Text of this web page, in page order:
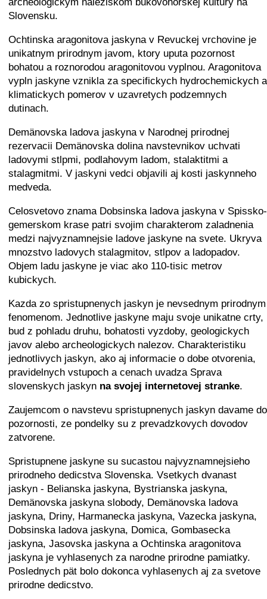
Slovensku.
Ochtinska aragonitova jaskyna v Revuckej vrchovine je
unikatnym prirodnym javom, ktory uputa pozornost
bohatou a roznorodou aragonitovou vyplnou. Aragonitova
vypln jaskyne vznikla za specifickych hydrochemickych a
klimatickych pomerov v uzavretych podzemnych
dutinach.
Demänovska ladova jaskyna v Narodnej prirodnej
rezervacii Demänovska dolina navstevnikov uchvati
ladovymi stlpmi, podlahovym ladom, stalaktitmi a
stalagmitmi. V jaskyni vedci objavili aj kosti jaskynneho
medveda.
Celosvetovo znama Dobsinska ladova jaskyna v Spissko-
gemerskom krase patri svojim charakterom zaladnenia
medzi najvyznamnejsie ladove jaskyne na svete. Ukryva
mnozstvo ladovych stalagmitov, stlpov a ladopadov.
Objem ladu jaskyne je viac ako 110-tisic metrov
kubickych.
Kazda zo spristupnenych jaskyn je nevsednym prirodnym
fenomenom. Jednotlive jaskyne maju svoje unikatne crty,
bud z pohladu druhu, bohatosti vyzdoby, geologickych
javov alebo archeologickych nalezov. Charakteristiku
jednotlivych jaskyn, ako aj informacie o dobe otvorenia,
pravidelnych vstupoch a cenach uvadza Sprava
slovenskych jaskyn na svojej internetovej stranke.
Zaujemcom o navstevu spristupnenych jaskyn davame do
pozornosti, ze pondelky su z prevadzkovych dovodov
zatvorene.
Spristupnene jaskyne su sucastou najvyznamnejsieho
prirodneho dedicstva Slovenska. Vsetkych dvanast
jaskyn - Belianska jaskyna, Bystrianska jaskyna,
Demänovska jaskyna slobody, Demänovska ladova
jaskyna, Driny, Harmanecka jaskyna, Vazecka jaskyna,
Dobsinska ladova jaskyna, Domica, Gombasecka
jaskyna, Jasovska jaskyna a Ochtinska aragonitova
jaskyna je vyhlasenych za narodne prirodne pamiatky.
Poslednych pät bolo dokonca vyhlasenych aj za svetove
prirodne dedicstvo.